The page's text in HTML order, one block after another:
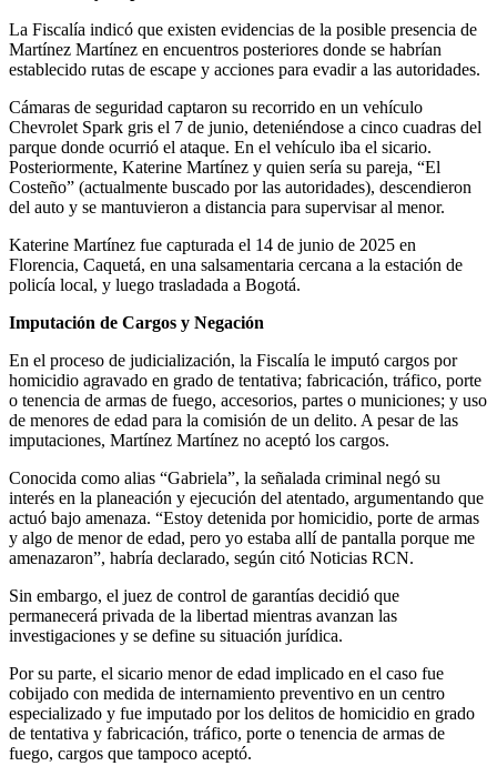
La Fiscalía indicó que existen evidencias de la posible presencia de
Martínez Martínez en encuentros posteriores donde se habrían
establecido rutas de escape y acciones para evadir a las autoridades.
Cámaras de seguridad captaron su recorrido en un vehículo
Chevrolet Spark gris el 7 de junio, deteniéndose a cinco cuadras del
parque donde ocurrió el ataque. En el vehículo iba el sicario.
Posteriormente, Katerine Martínez y quien sería su pareja, “El
Costeño” (actualmente buscado por las autoridades), descendieron
del auto y se mantuvieron a distancia para supervisar al menor.
Katerine Martínez fue capturada el 14 de junio de 2025 en
Florencia, Caquetá, en una salsamentaria cercana a la estación de
policía local, y luego trasladada a Bogotá.
Imputación de Cargos y Negación
En el proceso de judicialización, la Fiscalía le imputó cargos por
homicidio agravado en grado de tentativa; fabricación, tráfico, porte
o tenencia de armas de fuego, accesorios, partes o municiones; y uso
de menores de edad para la comisión de un delito. A pesar de las
imputaciones, Martínez Martínez no aceptó los cargos.
Conocida como alias “Gabriela”, la señalada criminal negó su
interés en la planeación y ejecución del atentado, argumentando que
actuó bajo amenaza. “Estoy detenida por homicidio, porte de armas
y algo de menor de edad, pero yo estaba allí de pantalla porque me
amenazaron”, habría declarado, según citó Noticias RCN.
Sin embargo, el juez de control de garantías decidió que
permanecerá privada de la libertad mientras avanzan las
investigaciones y se define su situación jurídica.
Por su parte, el sicario menor de edad implicado en el caso fue
cobijado con medida de internamiento preventivo en un centro
especializado y fue imputado por los delitos de homicidio en grado
de tentativa y fabricación, tráfico, porte o tenencia de armas de
fuego, cargos que tampoco aceptó.